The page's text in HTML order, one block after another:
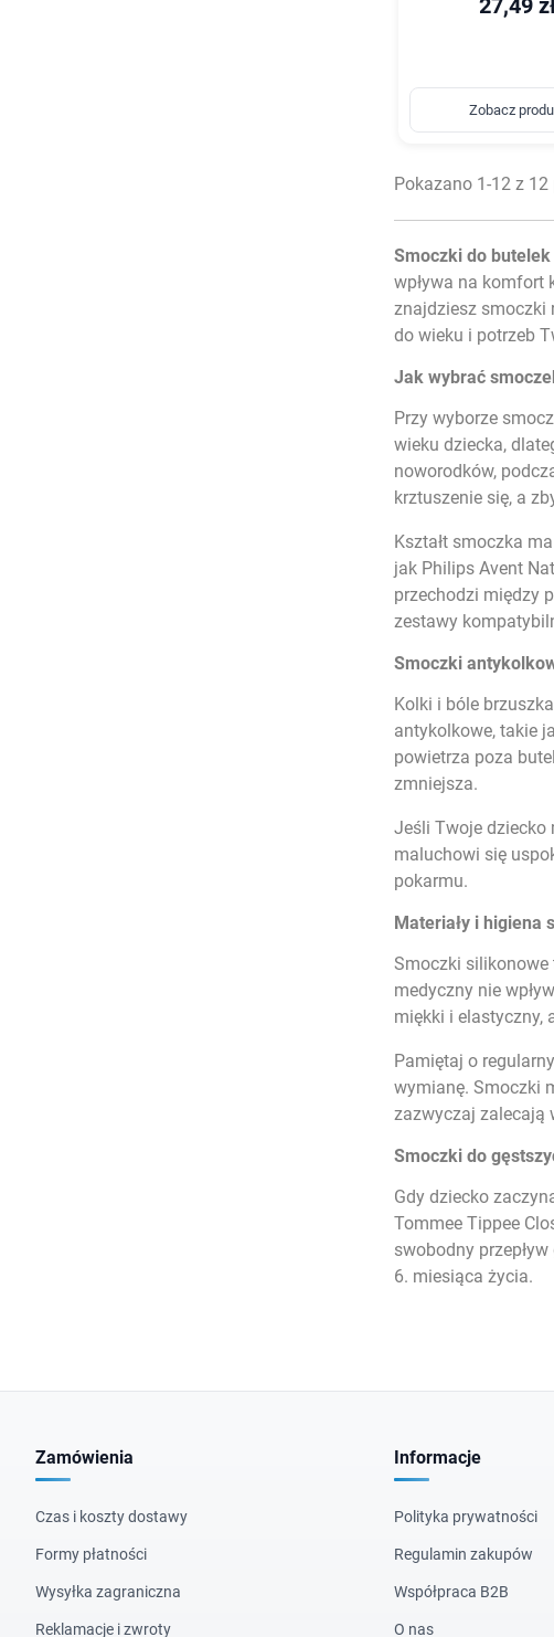
Zobacz
Pokazano 1-12 z 12
Smoczki do butelek
wpływa na komfort
znajdziesz smoczki
do wieku i potrzeb
Jak wybrać
Przy wyborze
wieku dziecka,
noworodków,
krztuszenie się, a
Kształt smoczka
jak Philips Avent
przechodzi między
zestawy
Smoczki
Kolki i bóle
antykolkowe, takie
powietrza poza
zmniejsza.
Jeśli Twoje dziecko
maluchowi się
pokarmu.
Materiały i higiena
Smoczki silikonowe
medyczny nie
miękki i elastyczny,
Pamiętaj o
wymianę. Smoczki
zazwyczaj zalecają
Smoczki do
Gdy dziecko
Tommee Tippee
swobodny
6. miesiąca życia.
Zamówienia
Czas i koszty dostawy
Formy płatności
Wysyłka zagraniczna
Reklamacje i zwroty
Informacje
Polityka prywatności
Regulamin zakupów
Współpraca B2B
O nas